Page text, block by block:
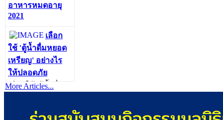
อาหารหมดอายุ
2021
เลือก
ใช้ 'ตู้น้ำดื่มหยอด
เหรียญ' อย่างไร
ให้ปลอดภัย
เลือกใช้ 'ตู้น้ำดื่ม
อย่างไร ให้
More Articles...